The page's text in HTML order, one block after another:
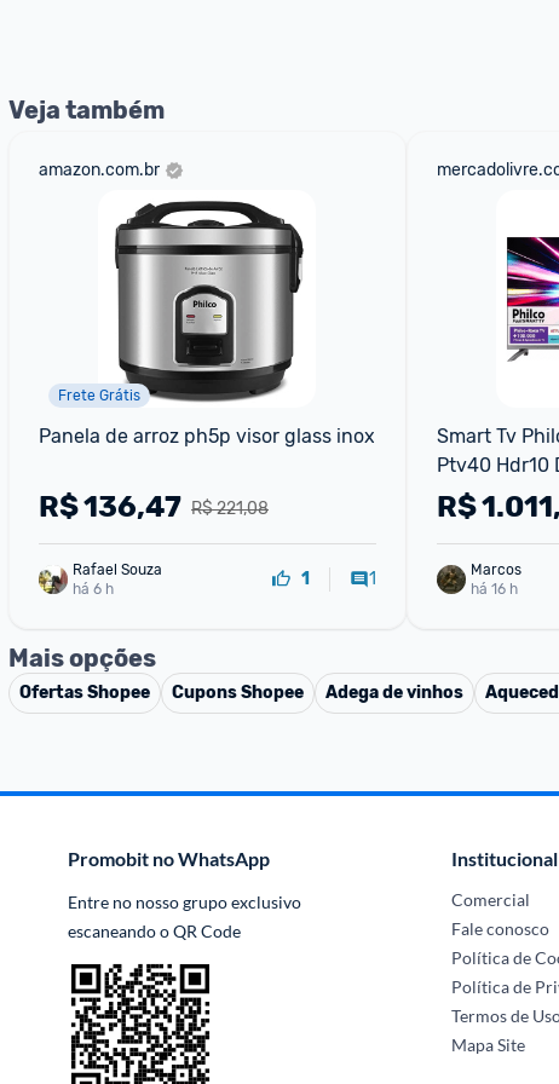
Veja também
amazon.com.br
Frete Grátis
Panela de arroz ph5p visor glass inox
R$ 221,08
R$136,47
Rafael Souza
há 6 h
1 1
Smart Tv
Ptv40 Hdr10
R$
Marcos
há 16 h
Mais opções
OfertasShopee CuponsShopee Adega de vinhos
Promobit no WhatsApp
Entre no nosso grupo exclusivo
escaneando o QR Code
Institucional
Comercial
Fale conosco
Política de
Política de
Termos de
Mapa Site